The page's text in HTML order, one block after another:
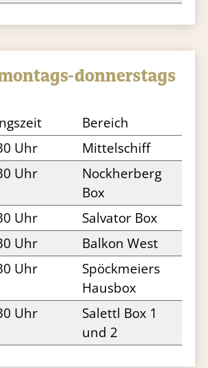
donnerstags
Bereich
Uhr
Mittelschiff
Uhr
Nockherberg
Box
Uhr
Salvator Box
Uhr
Balkon West
Uhr
Spöckmeiers
Hausbox
Uhr
Salettl Box 1
und 2